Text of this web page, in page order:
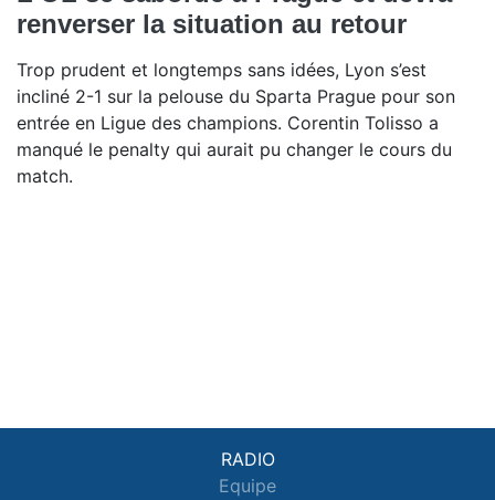
renverser la situation au retour
Trop prudent et longtemps sans idées, Lyon s’est
incliné 2-1 sur la pelouse du Sparta Prague pour son
entrée en Ligue des champions. Corentin Tolisso a
manqué le penalty qui aurait pu changer le cours du
match.
RADIO
Equipe